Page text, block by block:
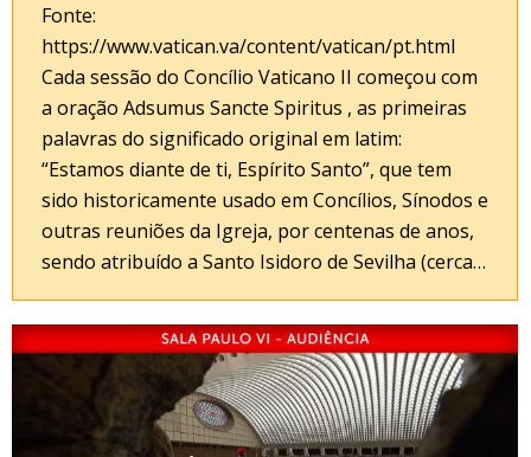
Fonte:
https://www.vatican.va/content/vatican/pt.html
Cada sessão do Concílio Vaticano II começou com
a oração Adsumus Sancte Spiritus , as primeiras
palavras do significado original em latim:
“Estamos diante de ti, Espírito Santo”, que tem
sido historicamente usado em Concílios, Sínodos e
outras reuniões da Igreja, por centenas de anos,
sendo atribuído a Santo Isidoro de Sevilha (cerca…